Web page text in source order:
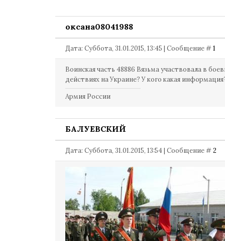
оксана08041988
Дата: Суббота, 31.01.2015, 13:45 | Сообщение #1
Воинская часть 48886 Вязьма участвовала в
действиях на Украине? У кого какая
Армия России
БАЛУЕВСКИЙ
Дата: Суббота, 31.01.2015, 13:54 | Сообщение #2